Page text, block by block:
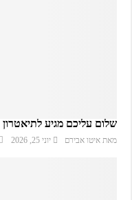
שלום עליכם מגיע
מאת איטו אבירם יוני 25, 2026